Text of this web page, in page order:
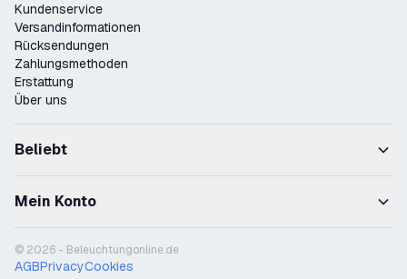
Kundenservice
Versandinformationen
Rücksendungen
Zahlungsmethoden
Erstattung
Über uns
Beliebt
Mein Konto
© 2026 - Beleuchtungonline.de
AGBPrivacyCookies